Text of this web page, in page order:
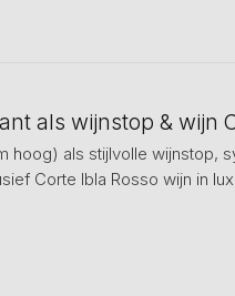
als wijnstop & wijn
hoog) als stijlvolle wijnstop,
Corte Ibla Rosso wijn in